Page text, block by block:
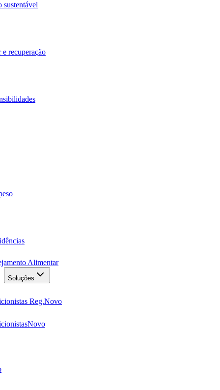
sustentável
recuperação
Alimentar
Soluções
Reg.Novo
Novo